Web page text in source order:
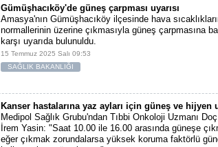
Gümüşhacıköy'de güneş çarpması uyarısı
Amasya'nın Gümüşhacıköy ilçesinde hava
normallerinin üzerine çıkmasıyla güneş çarpmasına
karşı uyarıda bulunuldu.
15 Temmuz 2025 Salı 09:53
SAĞLIK BAKANLIĞI
Kanser hastalarına yaz ayları için güneş ve hijyen
Medipol Sağlık Grubu'ndan Tıbbi Onkoloji Uzmanı
İrem Yasin: "Saat 10.00 ile 16.00 arasında güneşe
eğer çıkmak zorundalarsa yüksek koruma faktörlü